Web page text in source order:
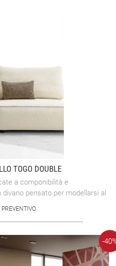
TOGO DOUBLE
a componibilità e
pensato per modellarsi al
PREVENTIVO
-